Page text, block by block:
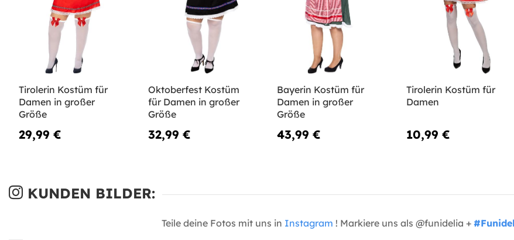
Tirolerin Kostüm für
Damen in großer
Größe
29,99 €
Oktoberfest Kostüm
für Damen in großer
Größe
32,99 €
Bayerin Kostüm für
Damen in großer
Größe
43,99 €
Tirolerin Kostüm für
Damen
10,99 €
KUNDEN BILDER:
Teile deine Fotos mit uns in Instagram ! Markiere uns als @funidelia +